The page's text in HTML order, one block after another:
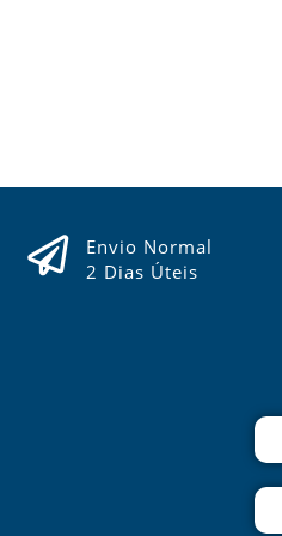
Envio Normal
2 Dias Úteis